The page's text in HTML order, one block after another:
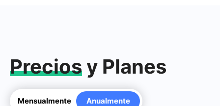
Preciosy Planes
Mensualmente Anualmente